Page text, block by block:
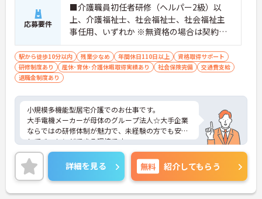
応募要件
■介護職員初任者研修（ヘルパー2級）以
上、介護福祉士、社会福祉士、社会福祉主
事任用、いずれか ※無資格の場合は契約社
員入社スタート ■普通自動車運転免許（AT
限定可）
駅から徒歩10分以内 残業少なめ 年間休日110日以上
資格取得サポート
研修制度あり
産休･育休･介護休暇取得実績あり 社会保険完備
交通費支給
退職金制度あり
小規模多機能型居宅介護でのお仕事です。
大手電機メーカーが母体のグループ法人☆大手企業
ならではの研修体制が魅力で、未経験の方でも安心
してチャレンジできる環境です。
また、年間休日114日とお休みも多め、メリハリを
つけてはたらくことができます。
ご興味のある方には、面接対策ポイントなど、さら
に詳細をお話いたしますので、お気軽にご相談くだ
さい。
詳細を見る 無料 紹介してもらう